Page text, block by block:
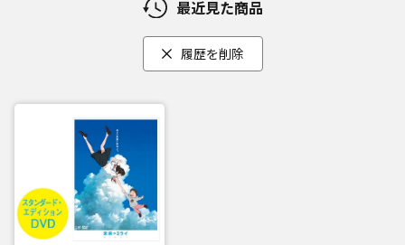
最近見た商品
履歴を削除